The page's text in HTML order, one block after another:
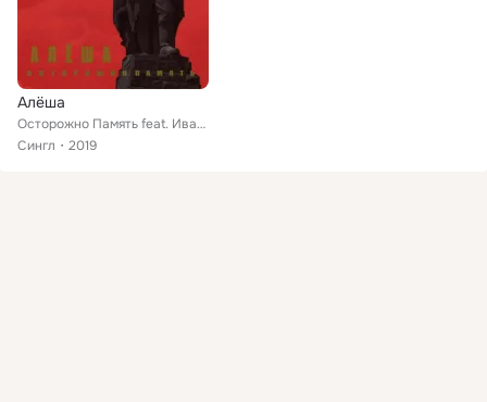
Алёша
Осторожно Память feat. Иван Демьян, Александр Ильин, Андрей Каталкин, Квэнди, Яким, Хухрянский, Хор Детвора
Сингл
2019